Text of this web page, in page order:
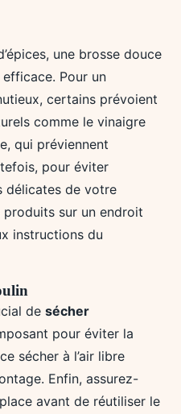
une brosse douce
Pour un
certains prévoient
comme le vinaigre
qui préviennent
pour éviter
délicates de votre
produits sur un endroit
instructions du
de sécher
pour éviter la
sécher à l’air libre
Enfin, assurez-
avant de réutiliser le